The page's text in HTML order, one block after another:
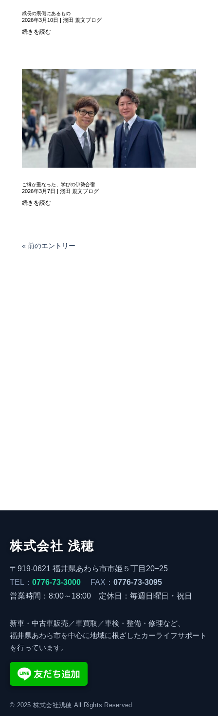
成長の裏側にあるもの
2026年3月10日 淺田 規文ブログ
続きを読む
ご縁が重なった、学びの伊勢合宿
2026年3月7日 | 淺田 規文ブログ
続きを読む
« 前のエントリー
株式会社 浅穂
〒919-0621 福井県あわら市市姫５丁目20−25
TEL： 0776-73-3000 FAX： 0776-73-3095
営業時間：8:00～18:00 定休日：毎週日曜日・祝日
新車・中古車販売／車買取／車検・整備・修理など、
福井県あわら市を中心に地域に根ざしたカーライフサポート
を行っています。
© 2025 株式会社浅穂 All Rights Reserved.